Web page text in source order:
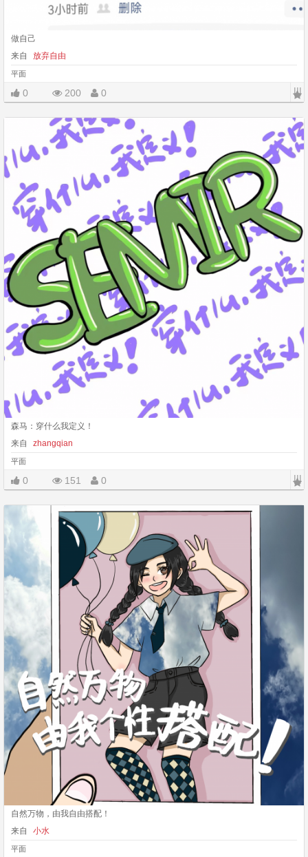
做自己
来自
放弃自由
平面
0 200 0 |||
森马：穿什么我定义！
来自
zhangqian
平面
0 151 0 |||
自然万物，由我自由搭配！
来自
小水
平面